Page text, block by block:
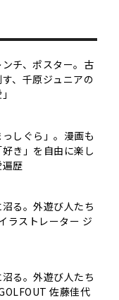
チ、ポスター。古
、千原ジュニアの
っしぐら」。漫画も
き」を自由に楽し
歴
る。外遊び人たち
ラストレーター ジ
る。外遊び人たち
佐藤佳代